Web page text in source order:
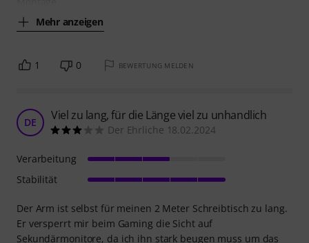
Mehr anzeigen
1 0 BEWERTUNG MELDEN
DE Viel zu lang, für die Länge viel zu unhandlich
Der Ehrliche 18.02.2024
Der Arm ist selbst für meinen 2 Meter Schreibtisch zu lang.
Er versperrt mir beim Gaming die Sicht auf
Sekundärmonitore, da ich ihn stark beugen muss um das
Verarbeitung
Stabilität